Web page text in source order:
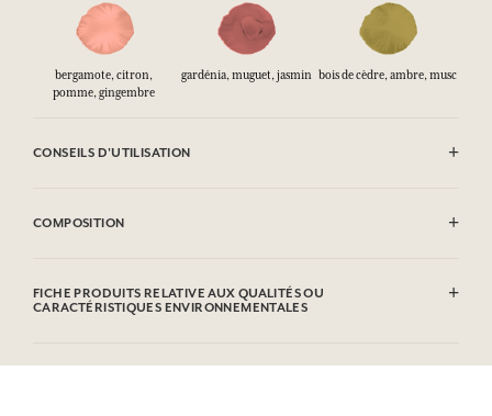
bergamote, citron,
pomme, gingembre
gardénia, muguet, jasmin bois de cèdre, ambre, musc
CONSEILS D'UTILISATION
COMPOSITION
Limonene, Linalool, Citronellol, Citral, Geraniol, Farnesol, Benzyl
Benzoate, Cinnamal, Benzyl Alcohol. Cette liste peut faire l'objet de
FICHE PRODUITS RELATIVE AUX QUALITÉS OU
CARACTÉRISTIQUES ENVIRONNEMENTALES